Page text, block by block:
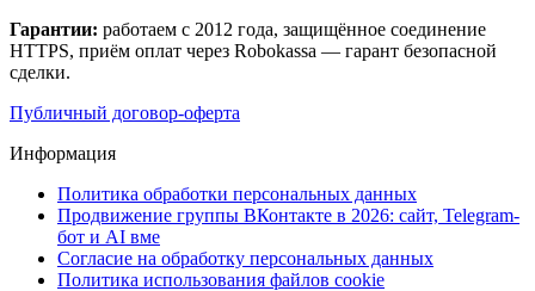
Гарантии: работаем с 2012 года, защищённое соединение
HTTPS, приём оплат через Robokassa — гарант безопасной
сделки.
Публичный договор-оферта
Информация
Политика обработки персональных данных
Продвижение группы ВКонтакте в 2026: сайт, Telegram-
бот и AI вме
Согласие на обработку персональных данных
Политика использования файлов cookie